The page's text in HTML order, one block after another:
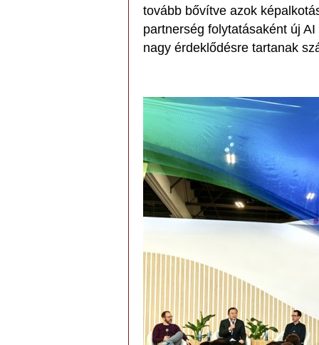
tovább bővítve azok
partnerség folytatásaként új
nagy érdeklődésre tartanak